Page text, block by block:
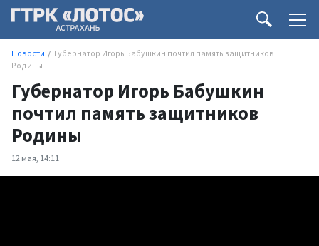
Новости
Губернатор Игорь Бабушкин почтил память защитников
Родины
Губернатор Игорь Бабушкин
почтил память защитников
Родины
12 мая, 14:11